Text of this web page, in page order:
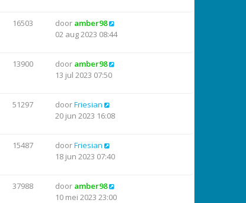
16503 door amber98
02 aug 2023 08:44
13900 door amber98
13 jul 2023 07:50
51297 doorFriesian
20 jun 2023 16:08
15487 doorFriesian
18 jun 2023 07:40
37988 door amber98
10 mei 2023 23:00